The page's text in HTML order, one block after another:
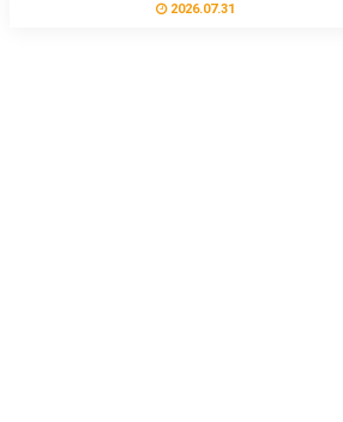
2026.07.31